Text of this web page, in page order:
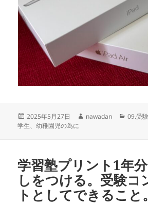
投
稿
2025年5月27日
作
nawadan
カ
09.受
学生、幼稚園児の為に
学習塾プリント1年
しをつける。受験コ
トとしてできること。